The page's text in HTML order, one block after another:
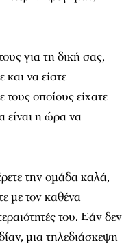
για τη δική σας,
και να είστε
οποίους είχατε
είναι η ώρα να
την ομάδα καλά,
με τον καθένα
του. Εάν δεν
μια τηλεδιάσκεψη